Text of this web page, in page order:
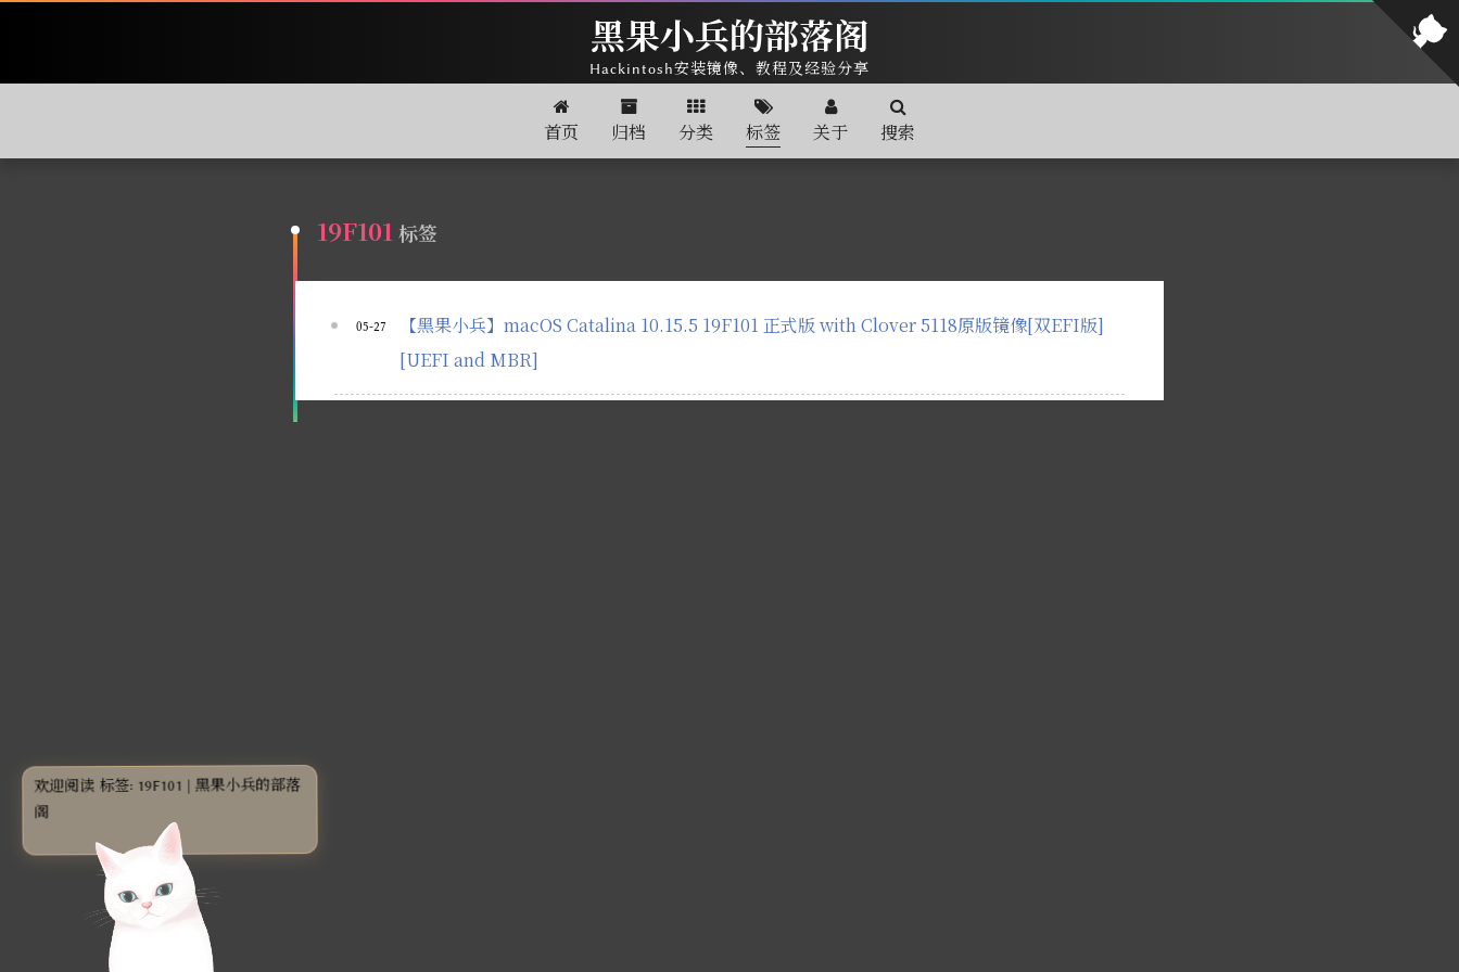
黑果小兵的部落阁
Hackintosh安装镜像、教程及经验分享
首页 归档 分类 标签 关于 搜索
19F101 标签
【黑果小兵】macOS Catalina 10.15.5 19F101 正式版 with Clover 5118原版镜像[双EFI版]
[UEFI and MBR]
05-27
欢迎阅读 标签: 19F101 | 黑果小兵的部落
阁